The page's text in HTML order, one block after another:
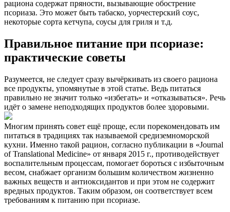
рациона содержат пряности, вызывающие обострение
псориаза. Это может быть табаско, уорчестерский соус,
некоторые сорта кетчупа, соусы для гриля и т.д.
Правильное питание при псориазе:
практические советы
Разумеется, не следует сразу вычёркивать из своего рациона
все продукты, упомянутые в этой статье. Ведь питаться
правильно не значит только «избегать» и «отказываться». Речь
идёт о замене неподходящих продуктов более здоровыми.
Многим принять совет ещё проще, если порекомендовать им
питаться в традициях так называемой средиземноморской
кухни. Именно такой рацион, согласно публикации в «Journal
of Translational Medicine» от января 2015 г., противодействует
воспалительным процессам, помогает бороться с избыточным
весом, снабжает организм большим количеством жизненно
важных веществ и антиоксидантов и при этом не содержит
вредных продуктов. Таким образом, он соответствует всем
требованиям к питанию при псориазе.